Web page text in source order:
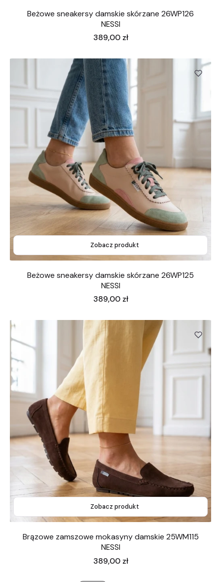
Beżowe sneakersy damskie skórzane 26WP126
NESSI
Cena
389,00 zł
Zobacz produkt
Beżowe sneakersy damskie skórzane 26WP125
NESSI
Cena
389,00 zł
Zobacz produkt
Brązowe zamszowe mokasyny damskie 25WM115
NESSI
Cena
389,00 zł